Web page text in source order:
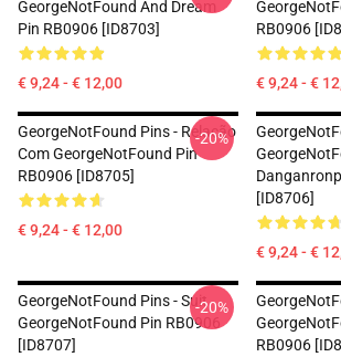
GeorgeNotFound And Dream
Pin RB0906 [ID8703]
€ 9,24 - € 12,00
RB0906
€ 9,24 - €
GeorgeNotFound Pins - Relação
Com GeorgeNotFound Pin
RB0906 [ID8705]
€ 9,24 - € 12,00
-20%
[ID8706]
€ 9,24 - €
GeorgeNotFound Pins - Suit
GeorgeNotFound Pin RB0906
[ID8707]
-20%
RB0906